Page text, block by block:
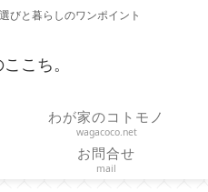
びと暮らしのワンポイント
こち。
わが家のコトモノ
wagacoco.net
お問合せ
mail